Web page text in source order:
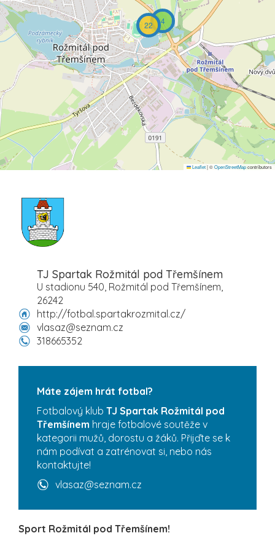
4
22
Leaflet|©OpenStreetMapcontributors
TJ Spartak Rožmitál pod Třemšínem
U stadionu 540, Rožmitál pod Třemšínem,
26242
http://fotbal.spartakrozmital.cz/
vlasaz@seznam.cz
318665352
Máte zájem hrát fotbal?
Fotbalový klub TJ Spartak Rožmitál pod
Třemšínem hraje fotbalové soutěže v
kategorii mužů, dorostu a žáků. Přijďte se k
nám podívat a zatrénovat si, nebo nás
kontaktujte!
vlasaz@seznam.cz
Sport Rožmitál pod Třemšínem!